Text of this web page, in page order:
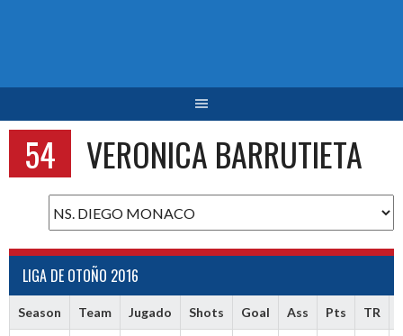
54 VERONICA BARRUTIETA
LIGA DE OTOÑO 2016
Season Team Jugado Shots Goal Ass Pts TR